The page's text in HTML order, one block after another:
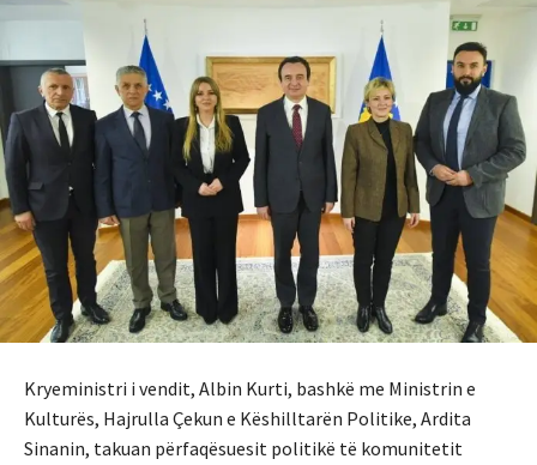
Kryeministri i vendit, Albin Kurti, bashkë me Ministrin e
Kulturës, Hajrulla Çekun e Këshilltarën Politike, Ardita
Sinanin, takuan përfaqësuesit politikë të komunitetit